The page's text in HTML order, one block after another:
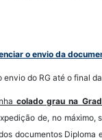
o envio da
do RG até o final
colado grau na
de, no
documentos